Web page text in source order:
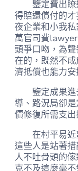
鑒定費出瞭
得賠還償付的
夜企業和小我
萬官司費
頭爭口吻，為
在的，既然不
濟抵償也能力安
鑒定成果進
導、路況局卻
價修復所需支出
在村平易近
這些人是站著
人不吐骨頭的
克不及這麼毫不